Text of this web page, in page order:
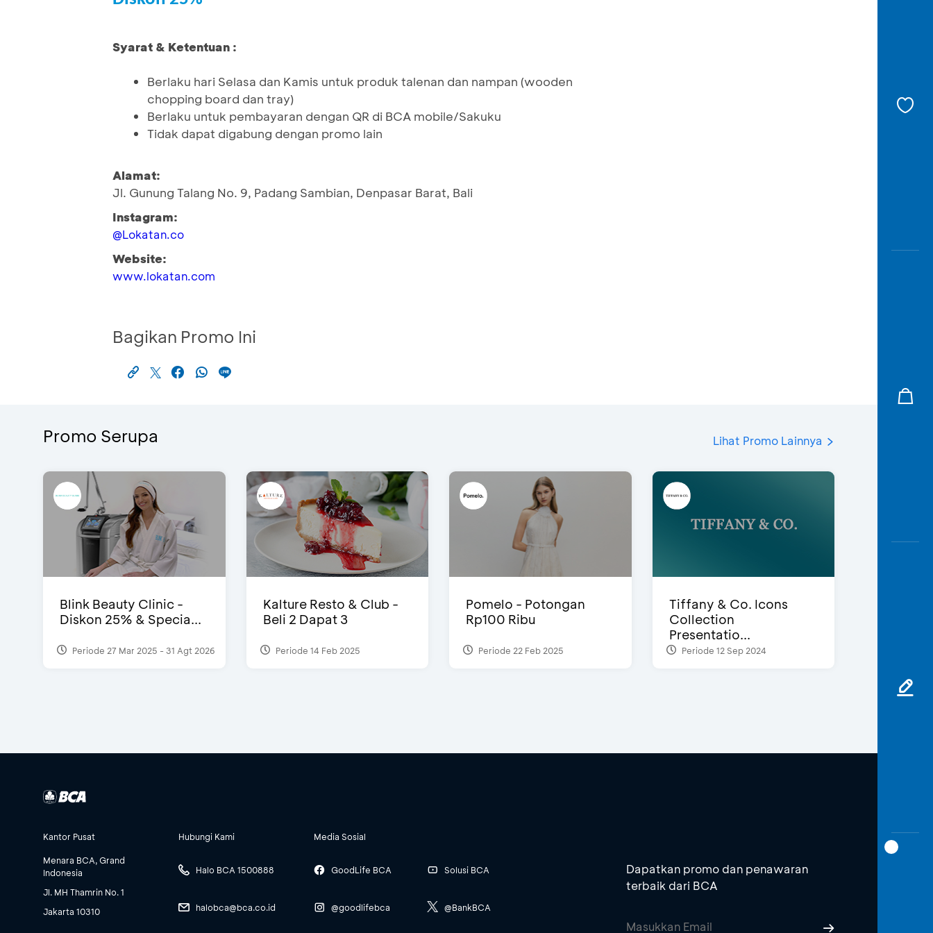
Syarat & Ketentuan :
Berlaku hari Selasa dan Kamis untuk produk talenan dan nampan (wooden
chopping board dan tray)
Berlaku untuk pembayaran dengan QR di BCA mobile/Sakuku
Tidak dapat digabung dengan promo lain
Alamat:
Jl. Gunung Talang No. 9, Padang Sambian, Denpasar Barat, Bali
Instagram:
@Lokatan.co
Website:
www.lokatan.com
Bagikan Promo Ini
Promo Serupa Lihat Promo Lainnya
Blink Beauty Clinic -
Diskon 25% & Specia...
Periode 27 Mar 2025 - 31 Agt 2026
Kalture Resto & Club -
Beli 2 Dapat 3
Periode 14 Feb 2025
Pomelo - Potongan
Rp100 Ribu
Periode 22 Feb 2025
Tiffany & Co. Icons
Collection
Presentatio...
Periode 12 Sep 2024
Kantor Pusat
Menara BCA, Grand
Indonesia
Jl. MH Thamrin No. 1
Jakarta 10310
Hubungi Kami
Halo BCA 1500888
halobca@bca.co.id
Media Sosial
GoodLife BCA
@goodlifebca
Solusi BCA
@BankBCA
Dapatkan promo dan penawaran
terbaik dari BCA